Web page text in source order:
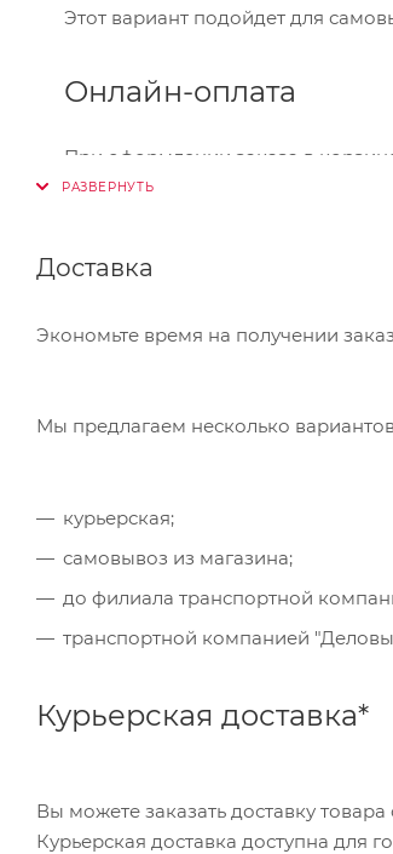
Этот вариант подойдет для
Онлайн-оплата
При оформлении заказа в
Visa,Master Card, МИР. Оплата
Банковский перевод
Также Вы можете оплатить
Доставка
Экономьте время на получении
Мы предлагаем несколько
курьерская;
самовывоз из магазина;
до филиала транспортной
транспортной компанией
Курьерская доставка*
Вы можете заказать доставку
Курьерская доставка доступна для